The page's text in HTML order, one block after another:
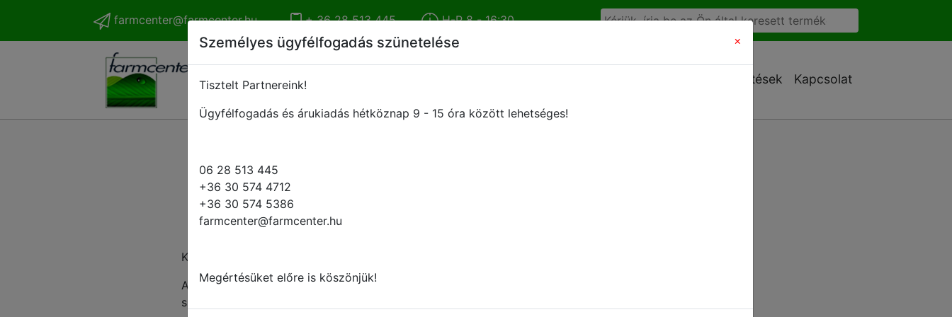
farmcenter@farmcenter.hu + 36 28 513 445 H-P 8 - 16:30
Letöltések Kapcsolat
Kedves Ügyfelünk!
Amennyiben speciális alkatrész igénnyel szeretne hozzánk fordulni, kérem az ajánlatkérő adatlapot
szíveskedjen kitölteni.
Személyes ügyfélfogadás szünetelése ×
Tisztelt Partnereink!
Ügyfélfogadás és árukiadás hétköznap 9 - 15 óra között lehetséges!
06 28 513 445
+36 30 574 4712
+36 30 574 5386
farmcenter@farmcenter.hu
Megértésüket előre is köszönjük!